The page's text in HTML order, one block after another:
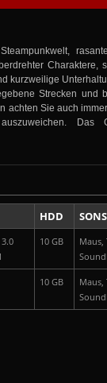
Charaktere,
kurzweilige
Strecken und
achten Sie auch
Das
HDD
10 GB
Maus,
10 GB
Maus,